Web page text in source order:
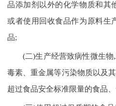
品添加剂以外的化学物质和其
或者使用回收食品作为原料生
品;
(二)生产经营致病性微生
毒素、重金属等污染物质以及
超过食品安全标准限量的食品